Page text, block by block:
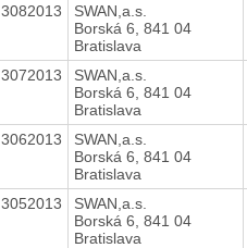
3082013
SWAN,a.s.
Borská 6, 841 04
Bratislava
3072013
SWAN,a.s.
Borská 6, 841 04
Bratislava
3062013
SWAN,a.s.
Borská 6, 841 04
Bratislava
3052013
SWAN,a.s.
Borská 6, 841 04
Bratislava